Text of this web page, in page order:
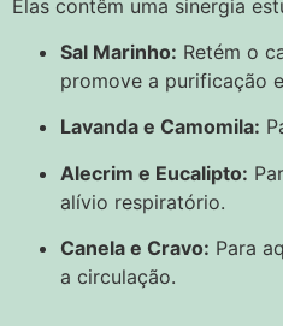
Elas contêm uma sinergia
Sal Marinho: Retém o
promove a purificação
Lavanda e Camomila:
Alecrim e Eucalipto:
alívio respiratório.
Canela e Cravo: Para
a circulação.